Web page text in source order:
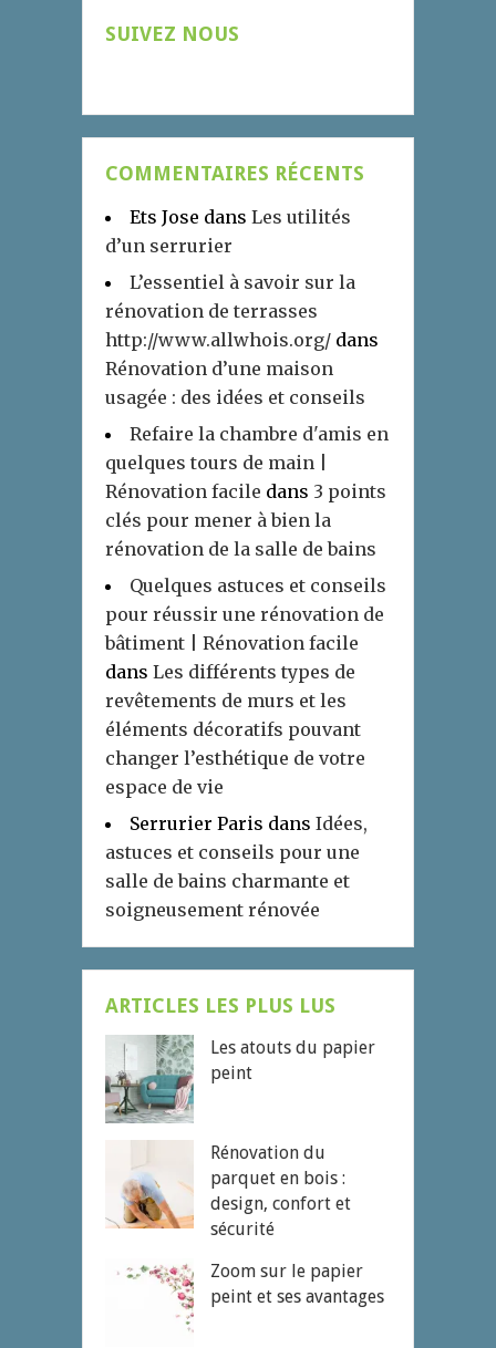
SUIVEZ NOUS
COMMENTAIRES RÉCENTS
Ets Jose dans Les utilités
d’un serrurier
L’essentiel à savoir sur la
rénovation de terrasses
http://www.allwhois.org/ dans
Rénovation d’une maison
usagée : des idées et conseils
Refaire la chambre d'amis en
quelques tours de main |
Rénovation facile dans 3 points
clés pour mener à bien la
rénovation de la salle de bains
Quelques astuces et conseils
pour réussir une rénovation de
bâtiment | Rénovation facile
dans Les différents types de
revêtements de murs et les
éléments décoratifs pouvant
changer l’esthétique de votre
espace de vie
Serrurier Paris dans Idées,
astuces et conseils pour une
salle de bains charmante et
soigneusement rénovée
ARTICLES LES PLUS LUS
Les atouts du papier
peint
Rénovation du
parquet en bois :
design, confort et
sécurité
Zoom sur le papier
peint et ses avantages